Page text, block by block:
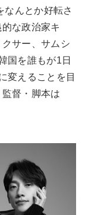
なんとか好転さ
な政治家キ
サー、サムシ
国を誰もが1日
変えることを目
督・脚本は